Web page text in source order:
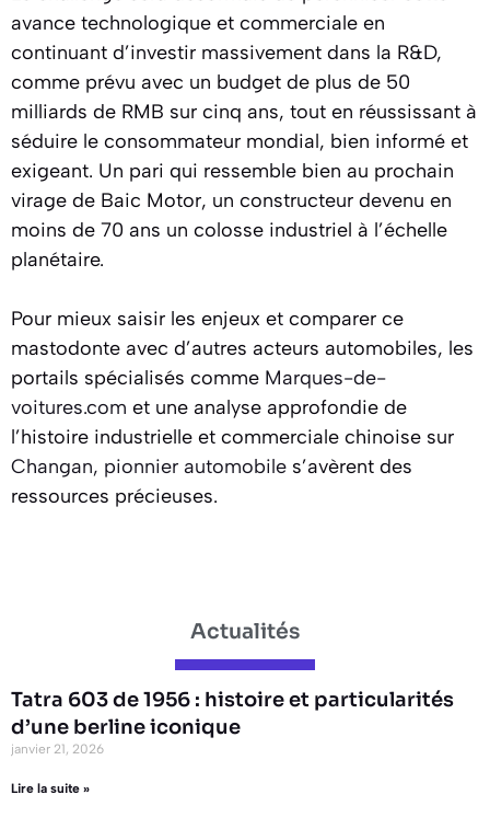
avance technologique et commerciale en
continuant d’investir massivement dans la R&D,
comme prévu avec un budget de plus de 50
milliards de RMB sur cinq ans, tout en réussissant à
séduire le consommateur mondial, bien informé et
exigeant. Un pari qui ressemble bien au prochain
virage de Baic Motor, un constructeur devenu en
moins de 70 ans un colosse industriel à l’échelle
planétaire.
Pour mieux saisir les enjeux et comparer ce
mastodonte avec d’autres acteurs automobiles, les
portails spécialisés comme Marques-de-
voitures.com et une analyse approfondie de
l’histoire industrielle et commerciale chinoise sur
Changan, pionnier automobile s’avèrent des
ressources précieuses.
Actualités
Tatra 603 de 1956 : histoire et particularités
d’une berline iconique
janvier 21, 2026
Lire la suite »